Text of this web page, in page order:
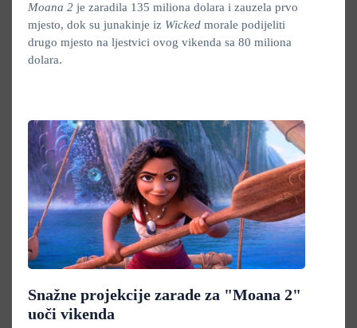
Moana 2 je zaradila 135 miliona dolara i zauzela prvo
mjesto, dok su junakinje iz Wicked morale podijeliti
drugo mjesto na ljestvici ovog vikenda sa 80 miliona
dolara.
Snažne projekcije zarade za "Moana 2"
uoči vikenda